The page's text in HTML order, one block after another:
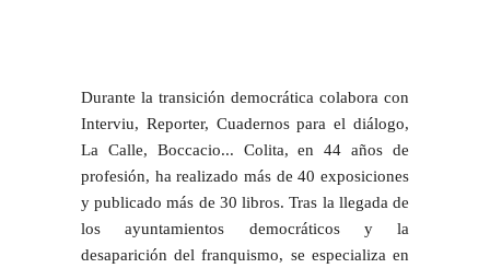
Durante la transición democrática colabora con
Interviu, Reporter, Cuadernos para el diálogo,
La Calle, Boccacio... Colita, en 44 años de
profesión, ha realizado más de 40 exposiciones
y publicado más de 30 libros. Tras la llegada de
los ayuntamientos democráticos y la
desaparición del franquismo, se especializa en